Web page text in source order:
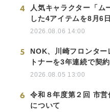
4
人気キャラクター「ム
した4アイテムを8月6
2026.08.06 14:00
5
NOK、川崎フロンター
トナーを3年連続で契約
2026.08.05 13:00
6
令和８年度第２回 市
について